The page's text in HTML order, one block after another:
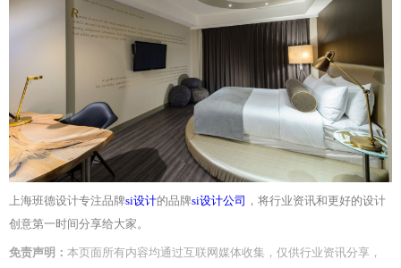
上海班德设计专注品牌si设计的品牌si设计公司 ，将行业资讯和更好的设计
创意第一时间分享给大家。
免责声明： 本页面所有内容均通过互联网媒体收集，仅供行业资讯分享，